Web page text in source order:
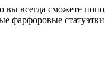
всегда сможете
фарфоровые